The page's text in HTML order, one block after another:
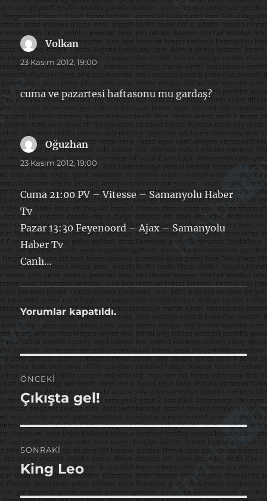
Volkandedi
ki:
23 Kasım 2012, 19:00
cuma ve pazartesi haftasonu mu gardaş?
Oğuzhandedi
ki:
23 Kasım 2012, 19:00
Cuma 21:00 PV – Vitesse – Samanyolu Haber
Tv
Pazar 13:30 Feyenoord – Ajax – Samanyolu
Haber Tv
Canlı…
Yorumlar kapatıldı.
Yazı
gezinmesi
ÖNCEKI
Önceki
yazı:
Çıkışta gel!
SONRAKI
Sonraki
yazı:
King Leo